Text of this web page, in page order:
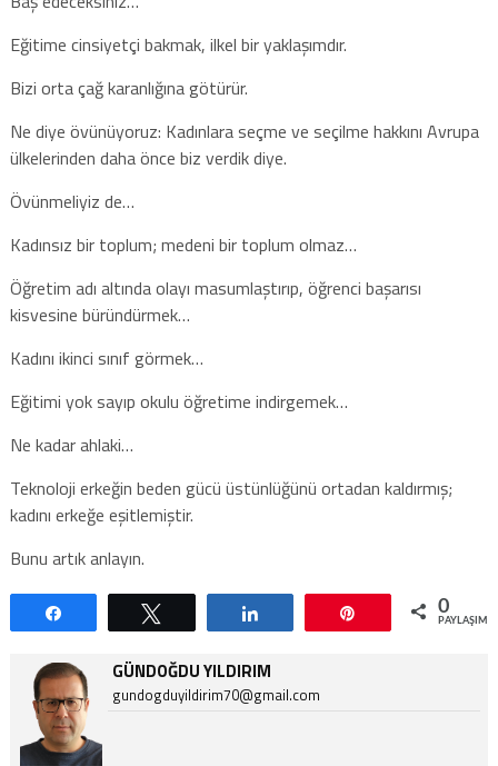
Eğitime cinsiyetçi bakmak, ilkel bir yaklaşımdır.
Bizi orta çağ karanlığına götürür.
Ne diye övünüyoruz: Kadınlara seçme ve seçilme hakkını Avrupa
ülkelerinden daha önce biz verdik diye.
Övünmeliyiz de…
Kadınsız bir toplum; medeni bir toplum olmaz…
Öğretim adı altında olayı masumlaştırıp, öğrenci başarısı
kisvesine büründürmek…
Kadını ikinci sınıf görmek…
Eğitimi yok sayıp okulu öğretime indirgemek…
Ne kadar ahlaki…
Teknoloji erkeğin beden gücü üstünlüğünü ortadan kaldırmış;
kadını erkeğe eşitlemiştir.
Bunu artık anlayın.
0
GÜNDOĞDU YILDIRIM
gundogduyildirim70@gmail.com